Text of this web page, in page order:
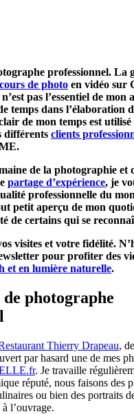
professionnel. La
cours de photo en vidéo sur
pas l’essentiel de mon
temps dans l’élaboration
de mon temps est
différents clients
de la photographie et
partage d’expérience, je
professionnelle du
petit aperçu de mon
de certains qui se
visites et votre fidélité.
pour profiter des
et en lumière naturelle.
photographe
Thierry Drapeau,
par hasard une de mes
. Je travaille
réputé, nous faisons des
ou bien des portraits
l’ouvrage.